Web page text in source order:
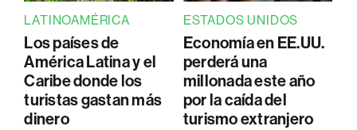
LATINOAMÉRICA
Los países de
América Latina y el
Caribe donde los
turistas gastan más
dinero
ESTADOS UNIDOS
Economía en EE.UU.
perderá una
millonada este año
por la caída del
turismo extranjero